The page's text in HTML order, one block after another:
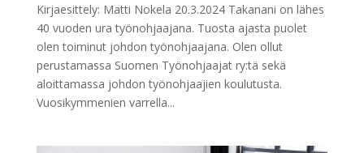
Kirjaesittely: Matti Nokela 20.3.2024 Takanani on lähes
40 vuoden ura työnohjaajana. Tuosta ajasta puolet
olen toiminut johdon työnohjaajana. Olen ollut
perustamassa Suomen Työnohjaajat ry:tä sekä
aloittamassa johdon työnohjaajien koulutusta.
Vuosikymmenien varrella...